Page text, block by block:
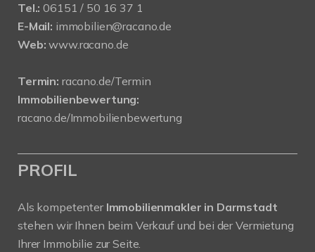
Tel.: 06151 / 50 16 37 1
E-Mail: immobilien@racano.de
Web: www.racano.de
Termin: racano.de/Termin
Immobilienbewertung:
racano.de/Immobilienbewertung
PROFIL
Als kompetenter Immobilienmakler in Darmstadt
stehen wir Ihnen beim Verkauf und bei der Vermietung
Ihrer Immobilie zur Seite.